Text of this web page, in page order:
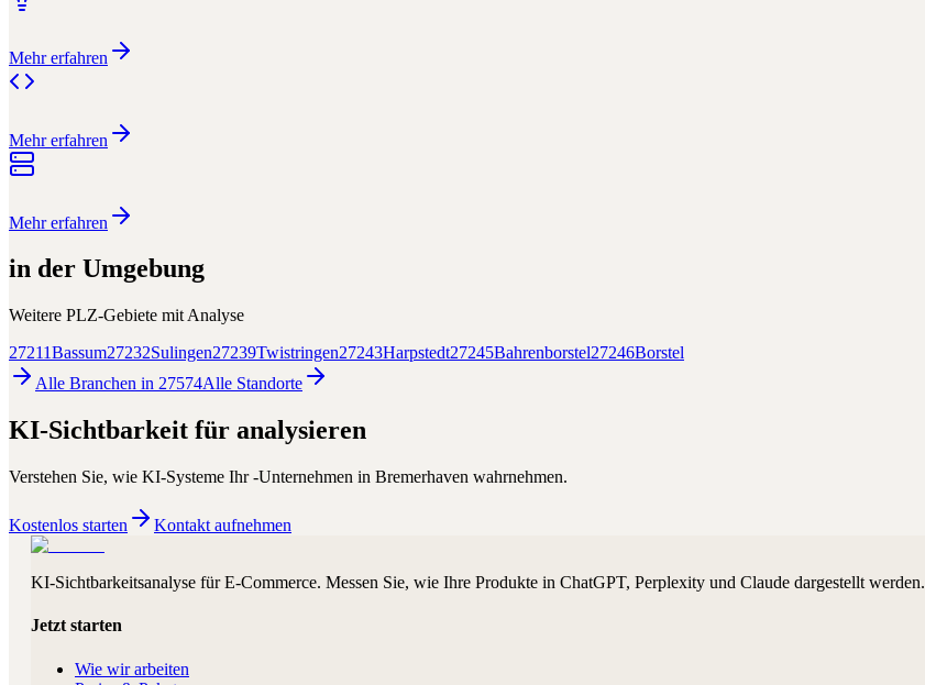
Mehr erfahren
Mehr erfahren
Mehr erfahren
in der Umgebung
Weitere PLZ-Gebiete mit Analyse
27211Bassum27232Sulingen27239Twistringen27243Harpstedt27245Bahrenborstel27246Borstel
Alle Branchen in 27574Alle Standorte
KI-Sichtbarkeit für analysieren
Verstehen Sie, wie KI-Systeme Ihr-Unternehmen in Bremerhaven wahrnehmen.
Kostenlos starten Kontakt aufnehmen
KI-Sichtbarkeitsanalyse für E-Commerce. Messen Sie, wie Ihre Produkte in ChatGPT, Perplexity und Claude dargestellt werden.
Jetzt starten
Wie wir arbeiten